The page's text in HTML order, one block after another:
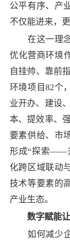
公平有序、产
不仅能进来，
在这一理念
优化营商环境
自挂帅、靠前
环境项目82个
业开办、建设
本、提效率、
要素供给、市
形成“探索——
化跨区域联动
技术等要素的
产业生态。
数字赋能
如何减少企